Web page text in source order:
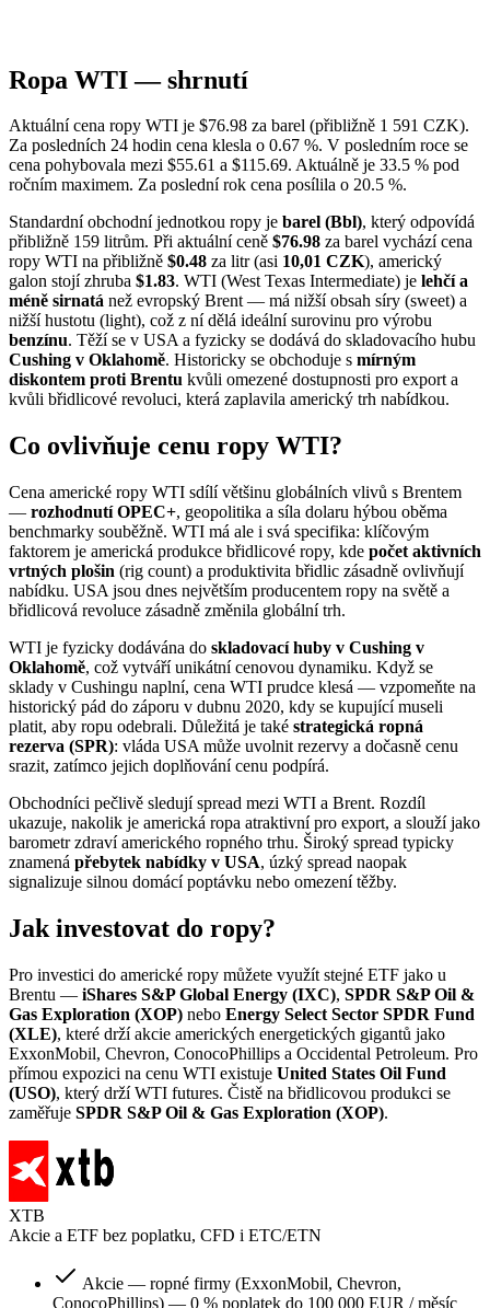
Ropa WTI — shrnutí
Aktuální cena ropy WTI je $76.98 za barel (přibližně 1 591 CZK).
Za posledních 24 hodin cena klesla o 0.67 %. V posledním roce se
cena pohybovala mezi $55.61 a $115.69. Aktuálně je 33.5 % pod
ročním maximem. Za poslední rok cena posílila o 20.5 %.
Standardní obchodní jednotkou ropy je barel (Bbl), který odpovídá
přibližně 159 litrům. Při aktuální ceně $76.98 za barel vychází cena
ropy WTI na přibližně $0.48 za litr (asi 10,01 CZK), americký
galon stojí zhruba $1.83. WTI (West Texas Intermediate) je lehčí a
méně sirnatá než evropský Brent — má nižší obsah síry (sweet) a
nižší hustotu (light), což z ní dělá ideální surovinu pro výrobu
benzínu. Těží se v USA a fyzicky se dodává do skladovacího hubu
Cushing v Oklahomě. Historicky se obchoduje s mírným
diskontem proti Brentu kvůli omezené dostupnosti pro export a
kvůli břidlicové revoluci, která zaplavila americký trh nabídkou.
Co ovlivňuje cenu ropy WTI?
Cena americké ropy WTI sdílí většinu globálních vlivů s Brentem
— rozhodnutí OPEC+, geopolitika a síla dolaru hýbou oběma
benchmarky souběžně. WTI má ale i svá specifika: klíčovým
faktorem je americká produkce břidlicové ropy, kde počet aktivních
vrtných plošin (rig count) a produktivita břidlic zásadně ovlivňují
nabídku. USA jsou dnes největším producentem ropy na světě a
břidlicová revoluce zásadně změnila globální trh.
WTI je fyzicky dodávána do skladovací huby v Cushing v
Oklahomě, což vytváří unikátní cenovou dynamiku. Když se
sklady v Cushingu naplní, cena WTI prudce klesá — vzpomeňte na
historický pád do záporu v dubnu 2020, kdy se kupující museli
platit, aby ropu odebrali. Důležitá je také strategická ropná
rezerva (SPR): vláda USA může uvolnit rezervy a dočasně cenu
srazit, zatímco jejich doplňování cenu podpírá.
Obchodníci pečlivě sledují spread mezi WTI a Brent. Rozdíl
ukazuje, nakolik je americká ropa atraktivní pro export, a slouží jako
barometr zdraví amerického ropného trhu. Široký spread typicky
znamená přebytek nabídky v USA, úzký spread naopak
signalizuje silnou domácí poptávku nebo omezení těžby.
Jak investovat do ropy?
Pro investici do americké ropy můžete využít stejné ETF jako u
Brentu — iShares S&P Global Energy (IXC), SPDR S&P Oil &
Gas Exploration (XOP) nebo Energy Select Sector SPDR Fund
(XLE), které drží akcie amerických energetických gigantů jako
ExxonMobil, Chevron, ConocoPhillips a Occidental Petroleum. Pro
přímou expozici na cenu WTI existuje United States Oil Fund
(USO), který drží WTI futures. Čistě na břidlicovou produkci se
zaměřuje SPDR S&P Oil & Gas Exploration (XOP).
XTB
Akcie a ETF bez poplatku, CFD i ETC/ETN
Akcie — ropné firmy (ExxonMobil, Chevron,
ConocoPhillips) — 0 % poplatek do 100 000 EUR / měsíc